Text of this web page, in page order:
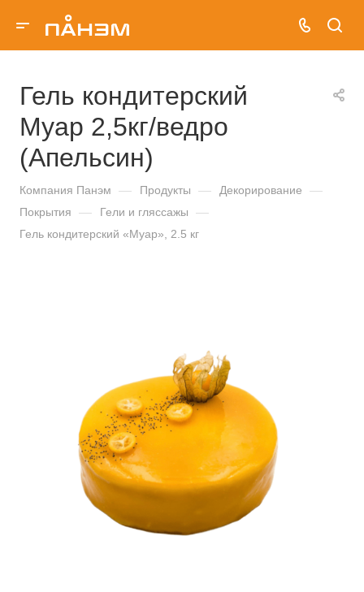
Гель кондитерский
Муар 2,5кг/ведро
(Апельсин)
Компания Панэм — Продукты — Декорирование —
Покрытия — Гели и гляссажы —
Гель кондитерский «Муар», 2.5 кг